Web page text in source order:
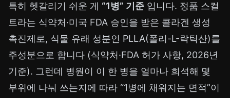
특히 헷갈리기 쉬운 게 “1병” 기준 입니다. 정품 스컬
트라는 식약처·미국 FDA 승인을 받은 콜라겐 생성
촉진제로, 식물 유래 성분인 PLLA(폴리-L-락틱산)를
주성분으로 합니다 (식약처·FDA 허가 사항, 2026년
기준). 그런데 병원이 이 한 병을 얼마나 희석해 몇
부위에 나눠 쓰는지에 따라 “1병에 채워지는 면적”이